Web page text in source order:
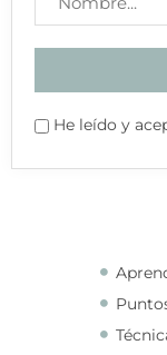
He leído y